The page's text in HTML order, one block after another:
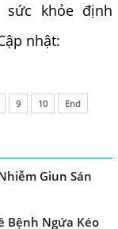
sức khỏe định
nghiệm máu
số bạch cầu ái
nói chỉ...
nhật:
9 10 End
Không?
Gì Tìm Nguyên
Giun Sán
Ngứa Kéo